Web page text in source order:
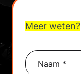
Contact
Meer weten?
Naam *
E-mail *
Evt. Bericht